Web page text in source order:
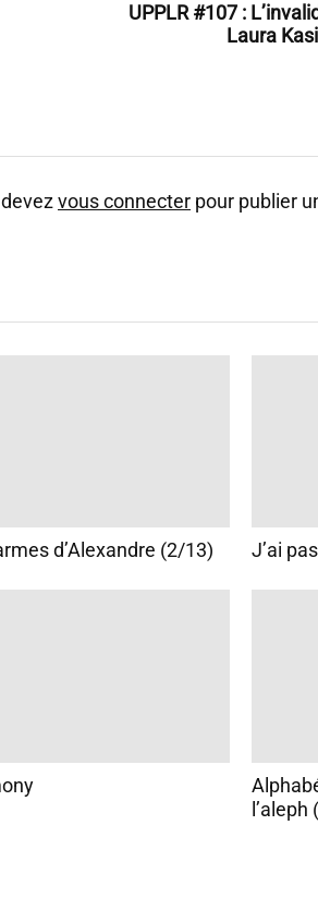
UPPLR #107 :
Laura
vous connecter pour publier
d’Alexandre (2/13) J’ai